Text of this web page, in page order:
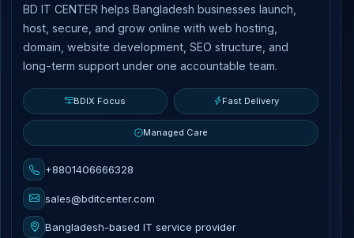
BD IT CENTER helps Bangladesh businesses launch,
host, secure, and grow online with web hosting,
domain, website development, SEO structure, and
long-term support under one accountable team.
BDIX Focus Fast Delivery
Managed Care
+8801406666328
sales@bditcenter.com
Bangladesh-based IT service provider